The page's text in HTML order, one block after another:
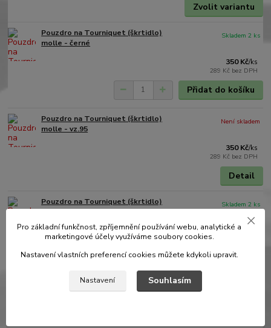
Zvolit variantu
Pouzdro na Tourniquet (škrtidlo)
molle - černé
350 Kč/ks
289 Kč bez DPH
Skladem 2 ks
Přidat do košíku
Pouzdro na Tourniquet (škrtidlo)
molle - vz.95
350 Kč/ks
289 Kč bez DPH
Není skladem
Detail
Pouzdro na Tourniquet (škrtidlo)
molle - zelené olive
350 Kč
289 Kč
Skladem 2 ks
Přidat do košíku
Pro základní funkčnost, zpříjemnění používání webu, analytické a
marketingové účely využíváme soubory cookies.
Nastavení vlastních preferencí cookies můžete kdykoli upravit.
Nastavení Souhlasím